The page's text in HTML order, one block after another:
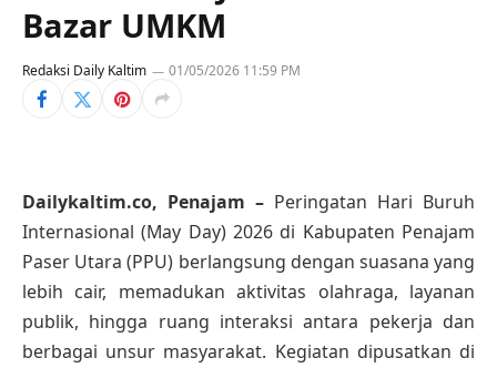
Bazar UMKM
Redaksi Daily Kaltim 01/05/2026 11:59 PM
Dailykaltim.co, Penajam – Peringatan Hari Buruh
Internasional (May Day) 2026 di Kabupaten Penajam
Paser Utara (PPU) berlangsung dengan suasana yang
lebih cair, memadukan aktivitas olahraga, layanan
publik, hingga ruang interaksi antara pekerja dan
berbagai unsur masyarakat. Kegiatan dipusatkan di